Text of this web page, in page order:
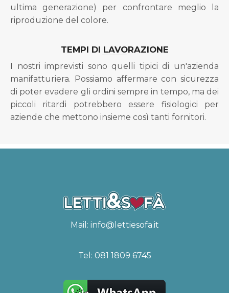
ultima generazione) per confrontare meglio la
riproduzione del colore.
TEMPI DI LAVORAZIONE
I nostri imprevisti sono quelli tipici di un'azienda
manifatturiera. Possiamo affermare con sicurezza
di poter evadere gli ordini sempre in tempo, ma dei
piccoli ritardi potrebbero essere fisiologici per
aziende che mettono insieme così tanti fornitori.
Mail: info@lettiesofa.it
Tel: 081 1809 6745